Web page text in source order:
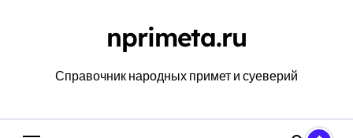
nprimeta.ru
Справочник народных примет и суеверий